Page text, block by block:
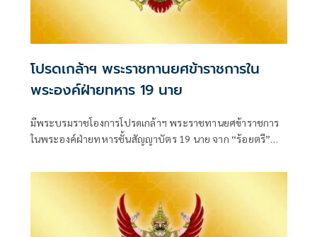
โปรดเกล้าฯ พระราชทานยศข้าราชการใน
พระองค์ฝ่ายทหาร 19 นาย
มีพระบรมราชโองการโปรดเกล้าฯ พระราชทานยศข้าราชการ
ในพระองค์ฝ่ายทหารชั้นสัญญาบัตร 19 นาย จาก “ร้อยตรี”